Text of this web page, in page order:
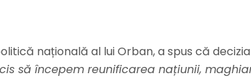
națională al lui Orban, a spus că decizia
să începem reunificarea națiunii,